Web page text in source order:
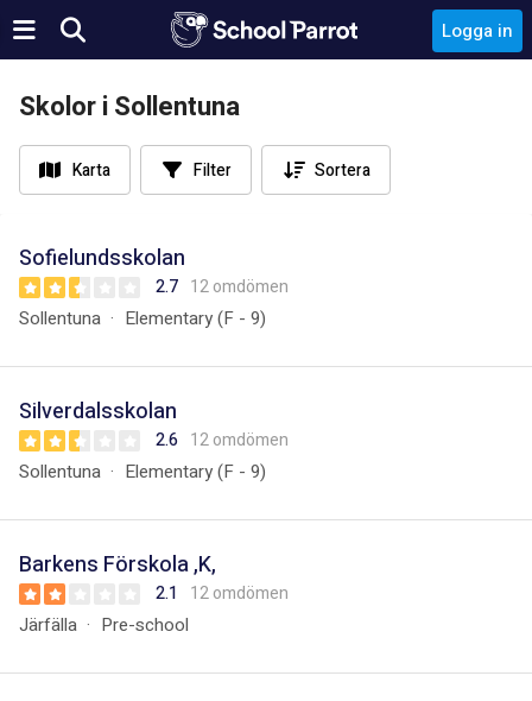
Logga in
Skolor i Sollentuna
Karta Filter Sortera
Sofielundsskolan
2.7 12 omdömen
Sollentuna Elementary (F - 9)
Silverdalsskolan
2.6 12 omdömen
Sollentuna Elementary (F - 9)
Barkens Förskola ,K,
2.1 12 omdömen
Järfälla Pre-school